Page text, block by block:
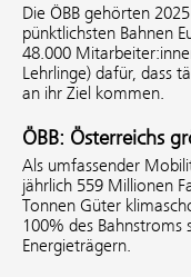
Die ÖBB gehörten
pünktlichsten Bahnen
48.000
Lehrlinge) dafür, dass
an ihr Ziel kommen.
ÖBB: Österreichs
Als umfassender
jährlich 559 Millionen
Tonnen Güter
100% des
Energieträgern.